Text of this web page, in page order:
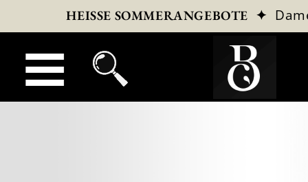
HEISSE SOMMERANGEBOTE ✦